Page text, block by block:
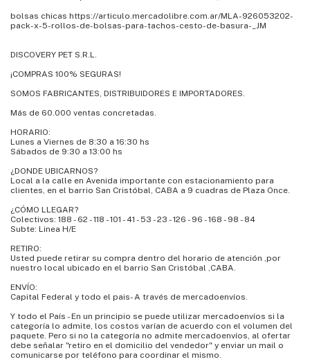
bolsas chicas https://articulo.mercadolibre.com.ar/MLA-926053202-
pack-x-5-rollos-de-bolsas-para-tachos-cesto-de-basura-_JM
DISCOVERY PET S.R.L.
¡COMPRAS 100% SEGURAS!
SOMOS FABRICANTES, DISTRIBUIDORES E IMPORTADORES.
Más de 60.000 ventas concretadas.
HORARIO:
Lunes a Viernes de 8:30 a 16:30 hs
Sábados de 9:30 a 13:00 hs
¿DONDE UBICARNOS?
Local a la calle en Avenida importante con estacionamiento para
clientes, en el barrio San Cristóbal, CABA a 9 cuadras de Plaza Once.
¿CÓMO LLEGAR?
Colectivos: 188 - 62 - 118 - 101 - 41 - 53 - 23 - 126 - 96 - 168 - 98 - 84
Subte: Linea H/E
RETIRO:
Usted puede retirar su compra dentro del horario de atención ,por
nuestro local ubicado en el barrio San Cristóbal ,CABA.
ENVÍO:
Capital Federal y todo el pais- A través de mercadoenvíos.
Y todo el País - En un principio se puede utilizar mercadoenvíos si la
categoría lo admite, los costos varían de acuerdo con el volumen del
paquete. Pero si no la categoría no admite mercadoenvíos, al ofertar
debe señalar "retiro en el domicilio del vendedor" y enviar un mail o
comunicarse por teléfono para coordinar el mismo.